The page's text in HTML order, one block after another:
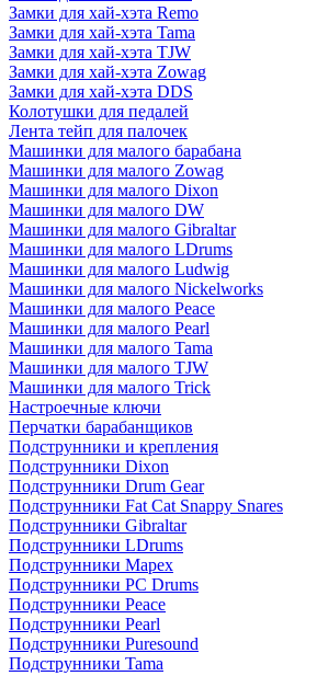
Замки для хай-хэта Remo
Замки для хай-хэта Tama
Замки для хай-хэта TJW
Замки для хай-хэта Zowag
Замки для хай-хэта DDS
Колотушки для педалей
Лента тейп для палочек
Машинки для малого барабана
Машинки для малого Zowag
Машинки для малого Dixon
Машинки для малого DW
Машинки для малого Gibraltar
Машинки для малого LDrums
Машинки для малого Ludwig
Машинки для малого Nickelworks
Машинки для малого Peace
Машинки для малого Pearl
Машинки для малого Tama
Машинки для малого TJW
Машинки для малого Trick
Настроечные ключи
Перчатки барабанщиков
Подструнники и крепления
Подструнники Dixon
Подструнники Drum Gear
Подструнники Fat Cat Snappy Snares
Подструнники Gibraltar
Подструнники LDrums
Подструнники Mapex
Подструнники PC Drums
Подструнники Peace
Подструнники Pearl
Подструнники Puresound
Подструнники Tama